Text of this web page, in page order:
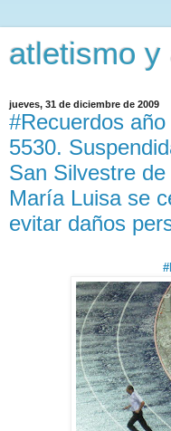
atletismo y
jueves, 31 de diciembre de 2009
#Recuerdos
5530.
San Silvestre
María Luisa se
evitar daños